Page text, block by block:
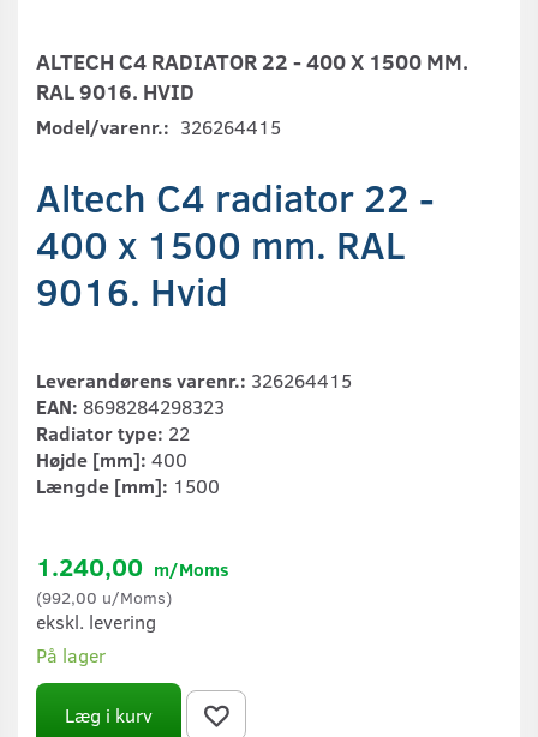
ALTECH C4 RADIATOR 22 - 400 X 1500 MM.
RAL 9016. HVID
Model/varenr.: 326264415
Altech C4 radiator 22 -
400 x 1500 mm. RAL
9016. Hvid
Leverandørens varenr.: 326264415
EAN: 8698284298323
Radiator type: 22
Højde [mm]: 400
Længde [mm]: 1500
1.240,00 m/Moms
(992,00 u/Moms)
ekskl. levering
På lager
Læg i kurv